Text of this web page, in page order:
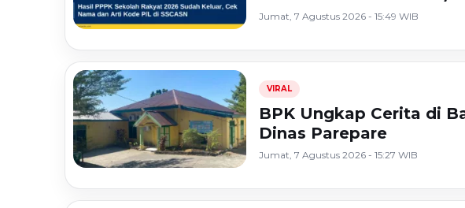
2026 Sudah
Keluar, Cek Nama
dan Arti Kode P/L
di SSCASN
Jumat, 7 Agustus 2026 - 15:49 WIB
VIRAL
BPK Ungkap Cerita di
Dinas Parepare
Jumat, 7 Agustus 2026 - 15:27 WIB